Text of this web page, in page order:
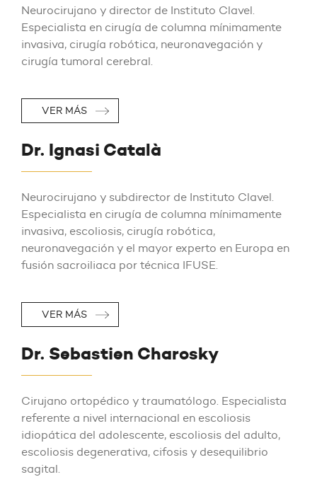
Neurocirujano y director de Instituto Clavel.
Especialista en cirugía de columna mínimamente
invasiva, cirugía robótica, neuronavegación y
cirugía tumoral cerebral.
VER MÁS
Dr. Ignasi Català
Neurocirujano y subdirector de Instituto Clavel.
Especialista en cirugía de columna mínimamente
invasiva, escoliosis, cirugía robótica,
neuronavegación y el mayor experto en Europa en
fusión sacroiliaca por técnica IFUSE.
VER MÁS
Dr. Sebastien Charosky
Cirujano ortopédico y traumatólogo. Especialista
referente a nivel internacional en escoliosis
idiopática del adolescente, escoliosis del adulto,
escoliosis degenerativa, cifosis y desequilibrio
sagital.